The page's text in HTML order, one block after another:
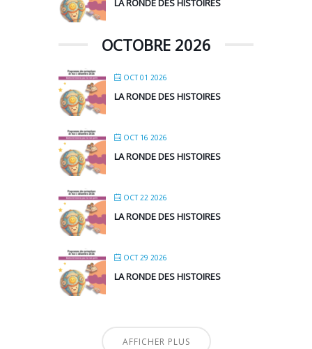
LA RONDE DES HISTOIRES
OCTOBRE 2026
OCT 01 2026
LA RONDE DES HISTOIRES
OCT 16 2026
LA RONDE DES HISTOIRES
OCT 22 2026
LA RONDE DES HISTOIRES
OCT 29 2026
LA RONDE DES HISTOIRES
AFFICHER PLUS